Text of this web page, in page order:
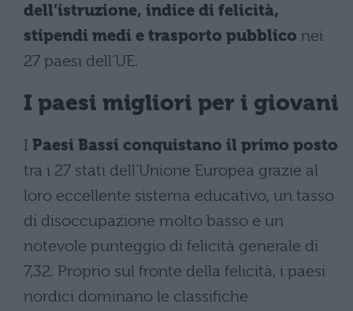
dell’istruzione, indice di felicità,
stipendi medi e trasporto pubblico nei
27 paesi dell’UE.
I paesi migliori per i giovani
I Paesi Bassi conquistano il primo posto
tra i 27 stati dell’Unione Europea grazie al
loro eccellente sistema educativo, un tasso
di disoccupazione molto basso e un
notevole punteggio di felicità generale di
7,32. Proprio sul fronte della felicità, i paesi
nordici dominano le classifiche